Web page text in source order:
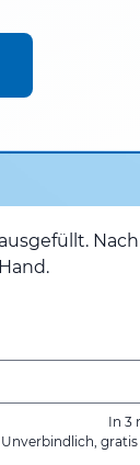
In 3
Unverbindlich, gratis